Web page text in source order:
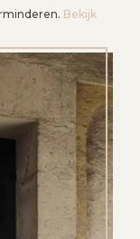
Bekijk